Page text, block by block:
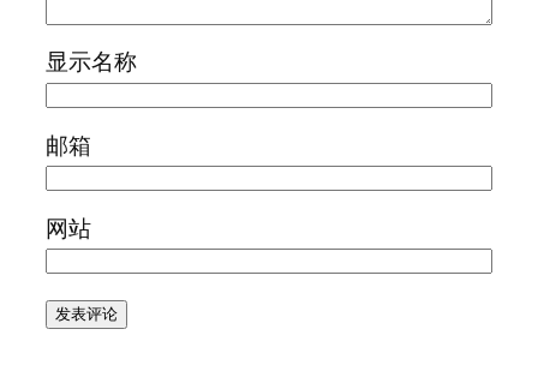
显示名称
邮箱
网站